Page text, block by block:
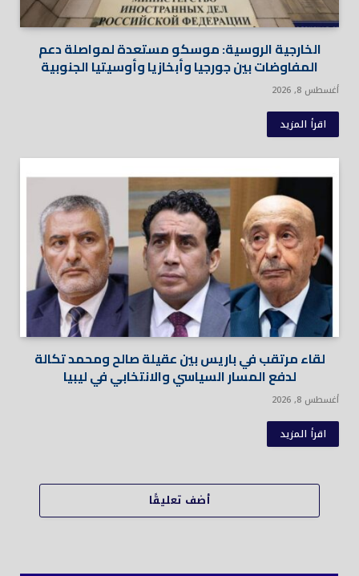
الخارجية الروسية: موسكو مستعدة لمواصلة دعم
المفاوضات بين جورجيا وأبخازيا وأوسيتيا الجنوبية
أغسطس 8, 2026
اقرأ المزيد
لقاء مرتقب في باريس بين عقيلة صالح ومحمد تكالة
لدفع المسار السياسي والانتخابي في ليبيا
أغسطس 8, 2026
اقرأ المزيد
أضف تعليقًا